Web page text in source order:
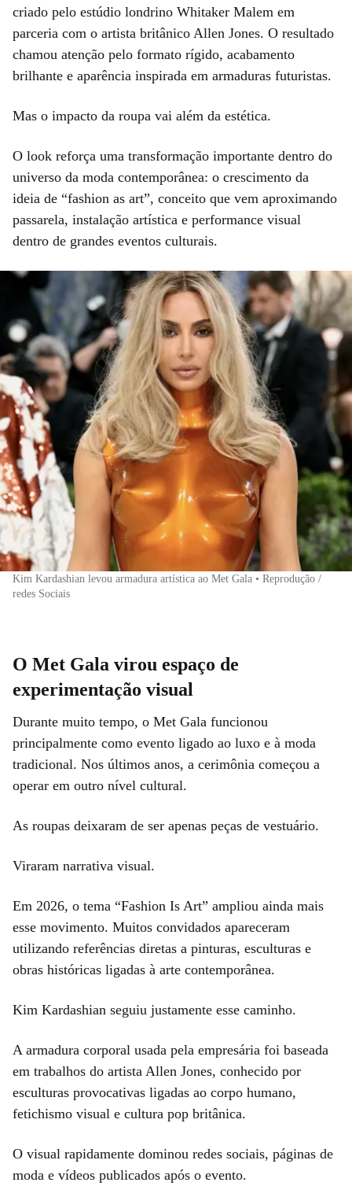
criado pelo estúdio londrino Whitaker Malem em
parceria com o artista britânico Allen Jones. O resultado
chamou atenção pelo formato rígido, acabamento
brilhante e aparência inspirada em armaduras futuristas.
Mas o impacto da roupa vai além da estética.
O look reforça uma transformação importante dentro do
universo da moda contemporânea: o crescimento da
ideia de “fashion as art”, conceito que vem aproximando
passarela, instalação artística e performance visual
dentro de grandes eventos culturais.
Kim Kardashian levou armadura artística ao Met Gala • Reprodução /
redes Sociais
O Met Gala virou espaço de
experimentação visual
Durante muito tempo, o Met Gala funcionou
principalmente como evento ligado ao luxo e à moda
tradicional. Nos últimos anos, a cerimônia começou a
operar em outro nível cultural.
As roupas deixaram de ser apenas peças de vestuário.
Viraram narrativa visual.
Em 2026, o tema “Fashion Is Art” ampliou ainda mais
esse movimento. Muitos convidados apareceram
utilizando referências diretas a pinturas, esculturas e
obras históricas ligadas à arte contemporânea.
Kim Kardashian seguiu justamente esse caminho.
A armadura corporal usada pela empresária foi baseada
em trabalhos do artista Allen Jones, conhecido por
esculturas provocativas ligadas ao corpo humano,
fetichismo visual e cultura pop britânica.
O visual rapidamente dominou redes sociais, páginas de
moda e vídeos publicados após o evento.